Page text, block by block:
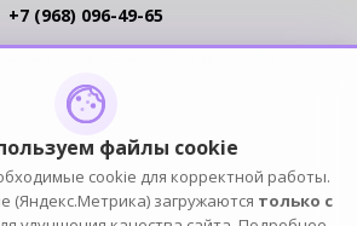
+7 (968) 096-49-65
Политика обработки ПДн
Публичная оферта
ПОДПИСЫВАЙСЯ
файлы cookie
cookie для корректной работы.
(Яндекс.Метрика) загружаются только с